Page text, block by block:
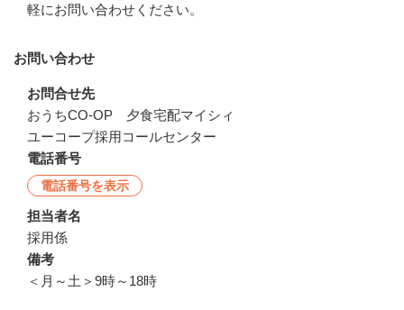
軽にお問い合わせください。
お問い合わせ
お問合せ先
おうちCO-OP　夕食宅配マイシィ
ユーコープ採用コールセンター
電話番号
電話番号を表示
担当者名
採用係
備考
＜月～土＞9時～18時